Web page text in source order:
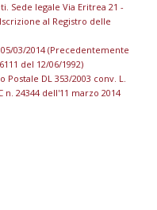
Sede legale Via Eritrea 21 -
al Registro delle
03/2014 (Precedentemente
del 12/06/1992)
Postale DL 353/2003 conv. L.
n. 24344 dell'11 marzo 2014